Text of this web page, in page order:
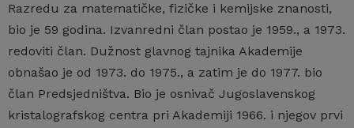
Razredu za matematičke, fizičke i kemijske znanosti,
bio je 59 godina. Izvanredni član postao je 1959., a 1973.
redoviti član. Dužnost glavnog tajnika Akademije
obnašao je od 1973. do 1975., a zatim je do 1977. bio
član Predsjedništva. Bio je osnivač Jugoslavenskog
kristalografskog centra pri Akademiji 1966. i njegov prvi